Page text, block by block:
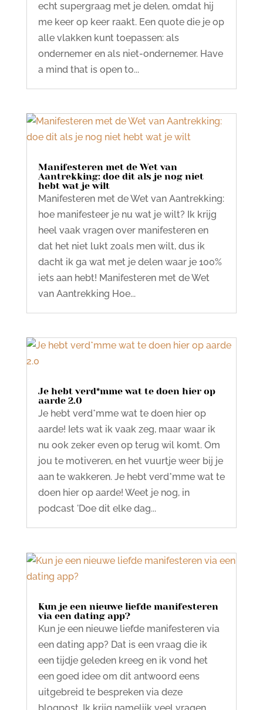
echt supergraag met je delen, omdat hij
me keer op keer raakt. Een quote die je op
alle vlakken kunt toepassen: als
ondernemer en als niet-ondernemer. Have
a mind that is open to...
Manifesteren met de Wet van
Aantrekking: doe dit als je nog niet
hebt wat je wilt
Manifesteren met de Wet van Aantrekking:
hoe manifesteer je nu wat je wilt? Ik krijg
heel vaak vragen over manifesteren en
dat het niet lukt zoals men wilt, dus ik
dacht ik ga wat met je delen waar je 100%
iets aan hebt! Manifesteren met de Wet
van Aantrekking Hoe...
Je hebt verd*mme wat te doen hier op
aarde 2.0
Je hebt verd*mme wat te doen hier op
aarde! Iets wat ik vaak zeg, maar waar ik
nu ook zeker even op terug wil komt. Om
jou te motiveren, en het vuurtje weer bij je
aan te wakkeren. Je hebt verd*mme wat te
doen hier op aarde! Weet je nog, in
podcast 'Doe dit elke dag...
Kun je een nieuwe liefde manifesteren
via een dating app?
Kun je een nieuwe liefde manifesteren via
een dating app? Dat is een vraag die ik
een tijdje geleden kreeg en ik vond het
een goed idee om dit antwoord eens
uitgebreid te bespreken via deze
blogpost. Ik krijg namelijk veel vragen